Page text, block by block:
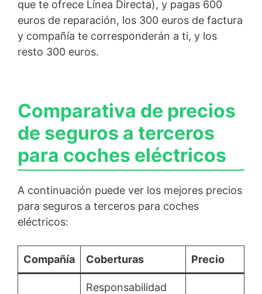
que te ofrece Línea Directa), y pagas 600
euros de reparación, los 300 euros de factura
y compañía te corresponderán a ti, y los
resto 300 euros.
Comparativa de precios
de seguros a terceros
para coches eléctricos
A continuación puede ver los mejores precios
para seguros a terceros para coches
eléctricos:
Compañía Coberturas Precio
Responsabilidad